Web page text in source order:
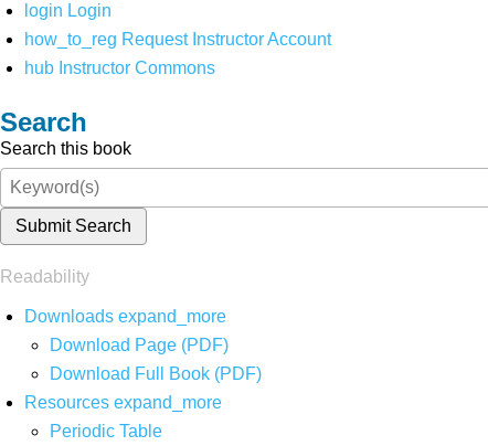
login Login
how_to_reg Request Instructor Account
hub Instructor Commons
Search
Search this book
Submit Search
Readability
Downloads expand_more
Download Page (PDF)
Download Full Book (PDF)
Resources expand_more
Periodic Table